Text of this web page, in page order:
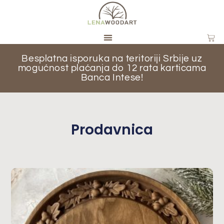
Besplatna isporuka na teritoriji Srbije uz
mogućnost plaćanja do 12 rata karticama
Banca Intese!
Prodavnica